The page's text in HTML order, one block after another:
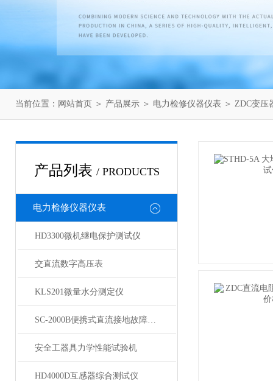
当前位置： 网站首页 ＞ 产品展示 ＞ 电力检修仪器仪表 ＞ ZDC变压
产品列表 / PRODUCTS
电力检修仪器仪表
HD3300微机继电保护测试仪
交直流数字高压表
KLS201微量水分测定仪
SC-2000B便携式直流接地故障检测仪
安全工器具力学性能试验机
HD4000D互感器综合测试仪